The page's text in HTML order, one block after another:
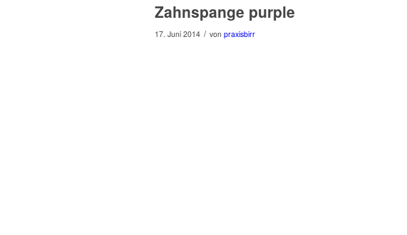
Zahnspange purple
17. Juni 2014 / von praxisbirr